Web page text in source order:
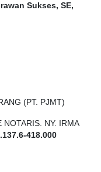
Sukses, SE,
(PT. PJMT)
NY. IRMA
.137.6-418.000